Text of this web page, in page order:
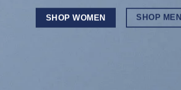
SHOP WOMEN SHOP MEN